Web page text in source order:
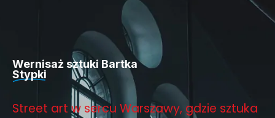
Wernisaż sztuki Bartka
Stypki
Street art w sercu Warszawy, gdzie sztuka